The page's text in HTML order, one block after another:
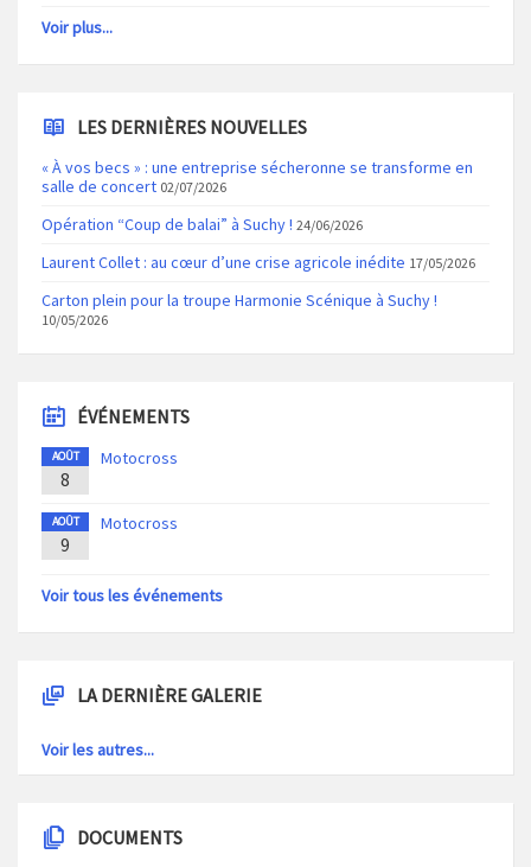
Voir plus...
LES DERNIÈRES NOUVELLES
« À vos becs » : une entreprise sécheronne se transforme en
salle de concert 02/07/2026
Opération “Coup de balai” à Suchy ! 24/06/2026
Laurent Collet : au cœur d’une crise agricole inédite 17/05/2026
Carton plein pour la troupe Harmonie Scénique à Suchy !
10/05/2026
ÉVÉNEMENTS
AOÛT
8
Motocross
AOÛT
9
Motocross
Voir tous les événements
LA DERNIÈRE GALERIE
Voir les autres...
DOCUMENTS